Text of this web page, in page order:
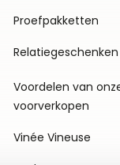
Proefpakketten
Relatiegeschenken
Voordelen van
voorverkopen
Vinée Vineuse